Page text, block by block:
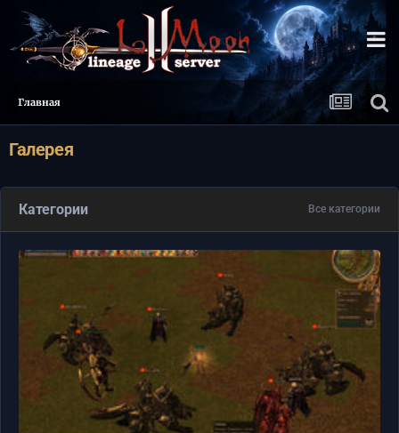
Главная
Галерея
Категории Все категории